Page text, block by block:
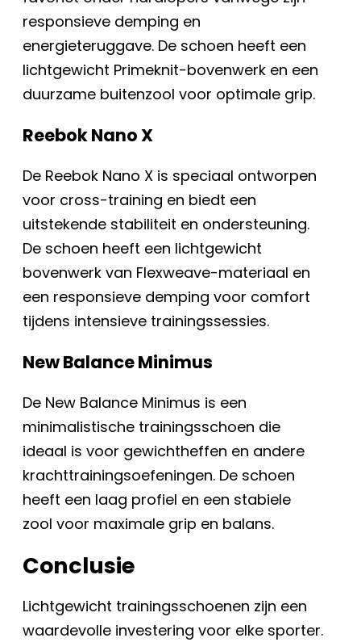
responsieve demping en
energieteruggave. De schoen heeft een
lichtgewicht Primeknit-bovenwerk en een
duurzame buitenzool voor optimale grip.
Reebok Nano X
De Reebok Nano X is speciaal ontworpen
voor cross-training en biedt een
uitstekende stabiliteit en ondersteuning.
De schoen heeft een lichtgewicht
bovenwerk van Flexweave-materiaal en
een responsieve demping voor comfort
tijdens intensieve trainingssessies.
New Balance Minimus
De New Balance Minimus is een
minimalistische trainingsschoen die
ideaal is voor gewichtheffen en andere
krachttrainingsoefeningen. De schoen
heeft een laag profiel en een stabiele
zool voor maximale grip en balans.
Conclusie
Lichtgewicht trainingsschoenen zijn een
waardevolle investering voor elke sporter.